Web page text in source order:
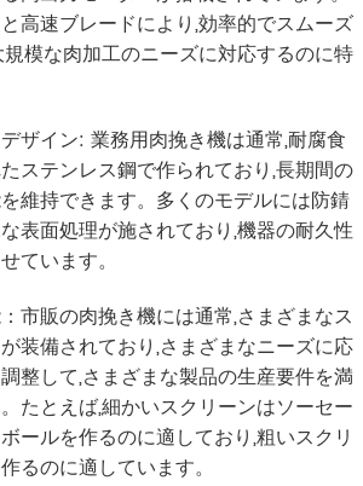
高速ブレードにより,効率的でスムーズ
模な肉加工のニーズに対応するのに特
ザイン: 業務用肉挽き機は通常,耐腐食
ステンレス鋼で作られており,長期間の
維持できます。多くのモデルには防錆
表面処理が施されており,機器の耐久性
ています。
市販の肉挽き機には通常,さまざまなス
装備されており,さまざまなニーズに応
整して,さまざまな製品の生産要件を満
たとえば,細かいスクリーンはソーセー
ールを作るのに適しており,粗いスクリ
るのに適しています。